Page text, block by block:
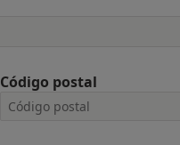
Código postal